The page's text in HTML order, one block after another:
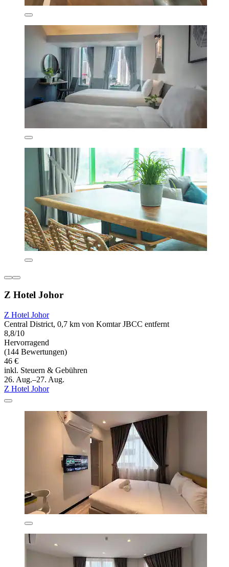
Z Hotel Johor
Z Hotel Johor
Central District, 0,7 km von Komtar JBCC entfernt
8,8/10
Hervorragend
(144 Bewertungen)
46 €
inkl. Steuern & Gebühren
26. Aug.–27. Aug.
Z Hotel Johor